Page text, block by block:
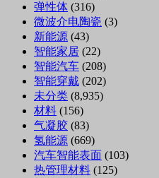
弹性体 (316)
微波介电陶瓷 (3)
新能源 (43)
智能家居 (22)
智能汽车 (208)
智能穿戴 (202)
未分类 (8,935)
材料 (156)
气凝胶 (83)
氢能源 (669)
汽车智能表面 (103)
热管理材料 (125)